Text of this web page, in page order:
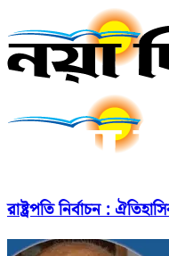
রাষ্ট্রপতি নির্বাচন :